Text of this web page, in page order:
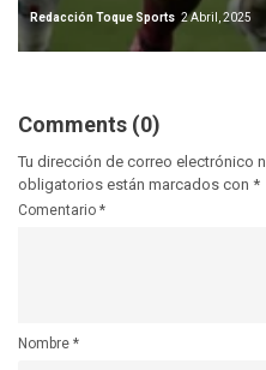
Redacción Toque Sports 2 Abril, 2025
Comments (0)
Tu dirección de correo electrónico
obligatorios están marcados con *
Comentario *
Nombre *